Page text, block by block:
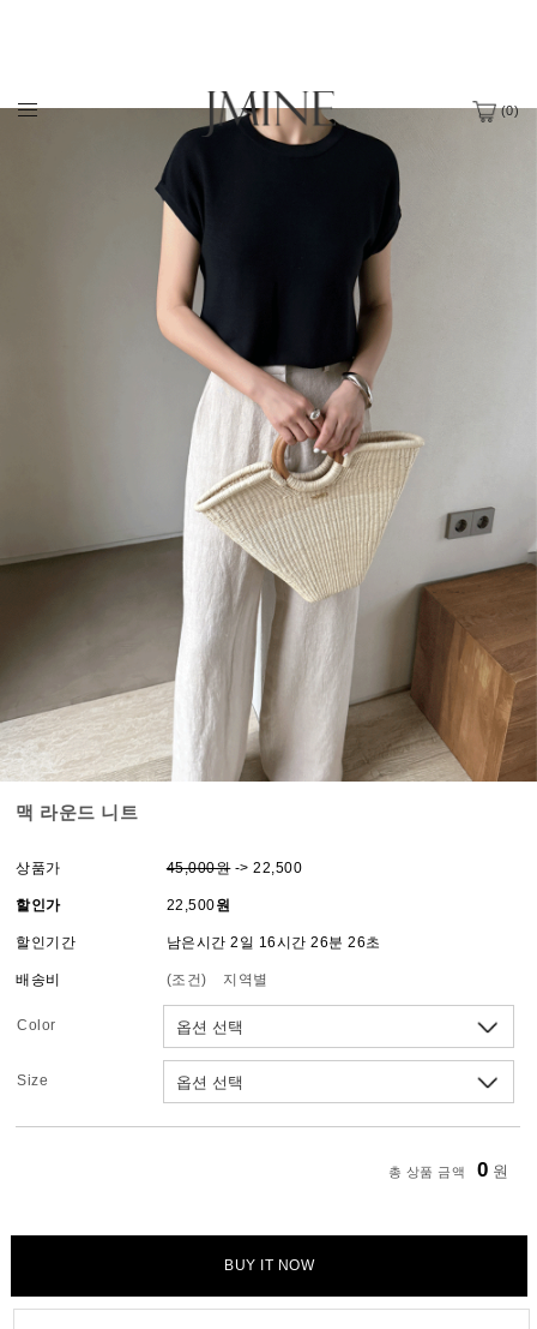
(0)
맥 라운드 니트
상품가 45,000원-> 22,500
할인가 22,500원
할인기간 남은시간 2일 16시간 26분 26초
배송비 (조건) 지역별
Color
Size
총 상품 금액 0 원
BUY IT NOW